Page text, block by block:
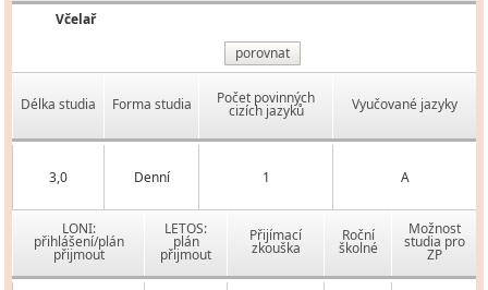
Včelař
porovnat
Délka studia Forma studia Počet povinných
cizích jazyků Vyučované jazyky
3,0 Denní 1 A
LONI:
přihlášení/plán
přijmout
LETOS:
plán
přijmout
Přijímací
zkouška
Roční
školné
Možnost
studia pro
ZP